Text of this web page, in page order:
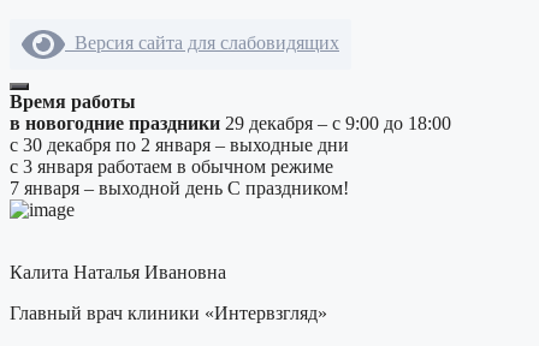
Версия сайта для слабовидящих
Время работы
в новогодние праздники 29 декабря – с 9:00 до 18:00
с 30 декабря по 2 января – выходные дни
с 3 января работаем в обычном режиме
7 января – выходной день С праздником!
Калита Наталья Ивановна
Главный врач клиники «Интервзгляд»